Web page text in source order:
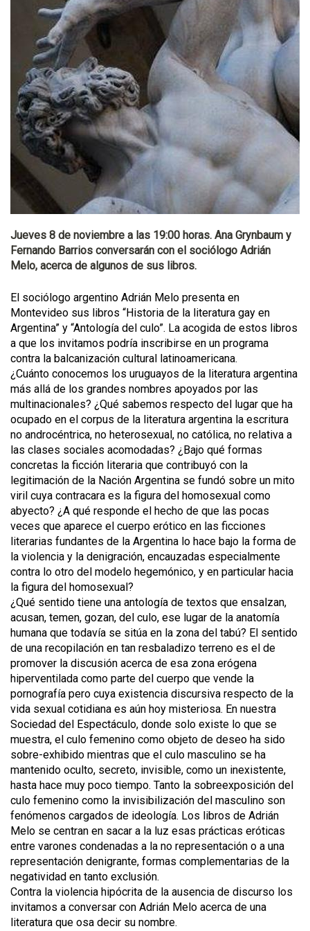
Jueves 8 de noviembre a las 19:00 horas. Ana Grynbaum y
Fernando Barrios conversarán con el sociólogo Adrián
Melo, acerca de algunos de sus libros.
El sociólogo argentino Adrián Melo presenta en
Montevideo sus libros “Historia de la literatura gay en
Argentina” y “Antología del culo”. La acogida de estos libros
a que los invitamos podría inscribirse en un programa
contra la balcanización cultural latinoamericana.
¿Cuánto conocemos los uruguayos de la literatura argentina
más allá de los grandes nombres apoyados por las
multinacionales? ¿Qué sabemos respecto del lugar que ha
ocupado en el corpus de la literatura argentina la escritura
no androcéntrica, no heterosexual, no católica, no relativa a
las clases sociales acomodadas? ¿Bajo qué formas
concretas la ficción literaria que contribuyó con la
legitimación de la Nación Argentina se fundó sobre un mito
viril cuya contracara es la figura del homosexual como
abyecto? ¿A qué responde el hecho de que las pocas
veces que aparece el cuerpo erótico en las ficciones
literarias fundantes de la Argentina lo hace bajo la forma de
la violencia y la denigración, encauzadas especialmente
contra lo otro del modelo hegemónico, y en particular hacia
la figura del homosexual?
¿Qué sentido tiene una antología de textos que ensalzan,
acusan, temen, gozan, del culo, ese lugar de la anatomía
humana que todavía se sitúa en la zona del tabú? El sentido
de una recopilación en tan resbaladizo terreno es el de
promover la discusión acerca de esa zona erógena
hiperventilada como parte del cuerpo que vende la
pornografía pero cuya existencia discursiva respecto de la
vida sexual cotidiana es aún hoy misteriosa. En nuestra
Sociedad del Espectáculo, donde solo existe lo que se
muestra, el culo femenino como objeto de deseo ha sido
sobre-exhibido mientras que el culo masculino se ha
mantenido oculto, secreto, invisible, como un inexistente,
hasta hace muy poco tiempo. Tanto la sobreexposición del
culo femenino como la invisibilización del masculino son
fenómenos cargados de ideología. Los libros de Adrián
Melo se centran en sacar a la luz esas prácticas eróticas
entre varones condenadas a la no representación o a una
representación denigrante, formas complementarias de la
negatividad en tanto exclusión.
Contra la violencia hipócrita de la ausencia de discurso los
invitamos a conversar con Adrián Melo acerca de una
literatura que osa decir su nombre.